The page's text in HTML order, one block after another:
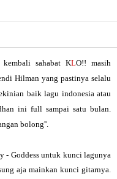
kembali sahabat KLO!! masih
Hilman yang pastinya selalu
baik lagu indonesia atau
ini full sampai satu bulan.
bolong''.
- Goddess untuk kunci lagunya
aja mainkan kunci gitarnya.